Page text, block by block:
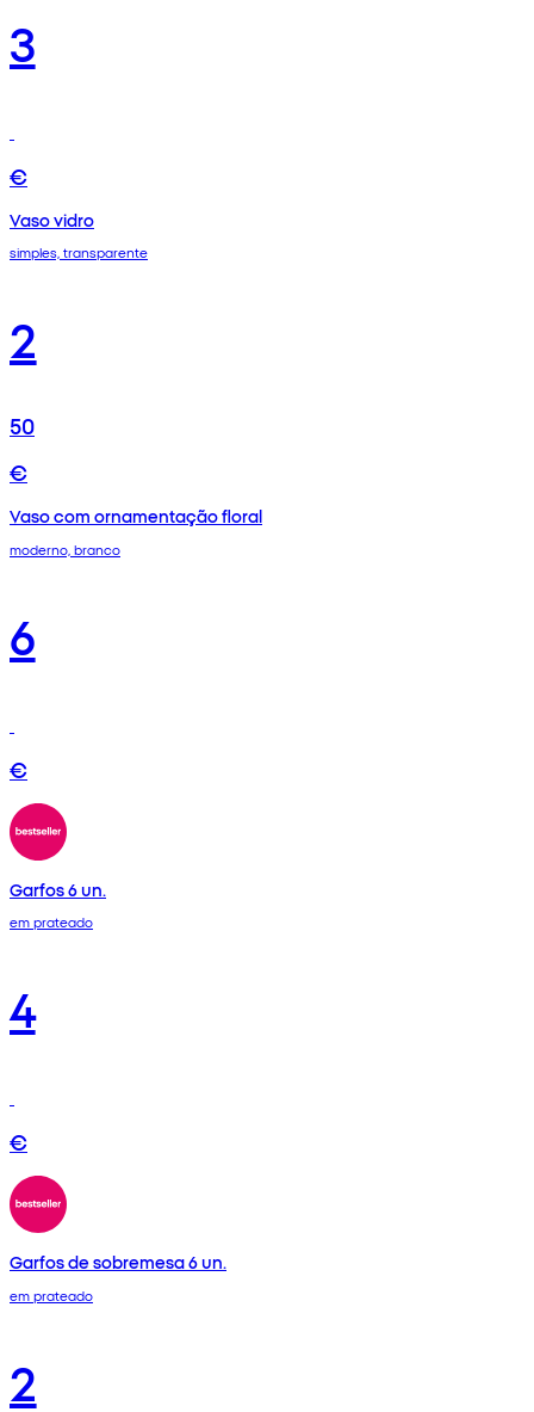
3
€
Vaso vidro
simples, transparente
2
50
€
Vaso com ornamentação floral
moderno, branco
6
€
Garfos 6 un.
em prateado
4
€
Garfos de sobremesa 6 un.
em prateado
2